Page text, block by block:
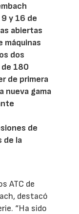
y 16 de
abiertas
máquinas
dos
180
de primera
nueva gama
de
de la
ATC de
destacó
“Ha sido